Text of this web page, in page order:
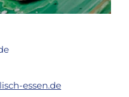
essen.de